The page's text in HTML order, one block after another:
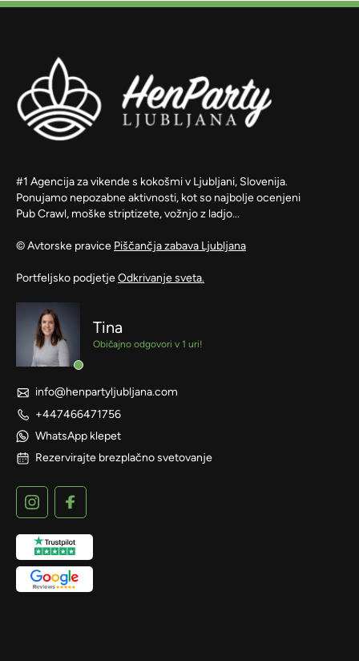
#1 Agencija za vikende s kokošmi v Ljubljani, Slovenija.
Ponujamo nepozabne aktivnosti, kot so najbolje ocenjeni
Pub Crawl, moške striptizete, vožnjo z ladjo...
© Avtorske pravice Piščančja zabava Ljubljana
Portfeljsko podjetjeOdkrivanje sveta.
Tina
Običajno odgovori v 1 uri!
info@henpartyljubljana.com
+447466471756
WhatsApp klepet
Rezervirajte brezplačno svetovanje